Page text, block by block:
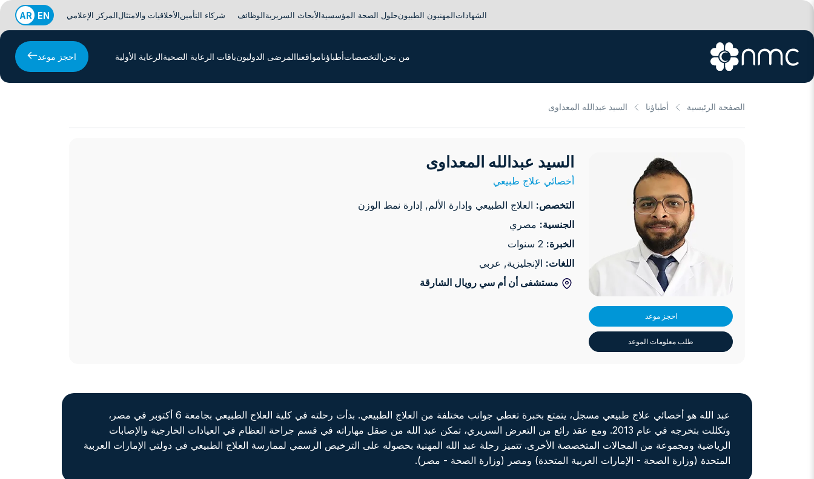
الشهاداتالمهنيون الطبيونحلول الصحة المؤسسيةالأبحاث السريريةالوظائف شركاء التأمينالأخلاقيات والامتثالالمركز الإعلامي EN
AR
من نحنالتخصصاتأطباؤنامواقعناالمرضى الدوليونباقات الرعاية الصحيةالرعاية الأولية احجز موعد
الصفحة الرئيسية أطباؤنا السيد عبدالله المعداوى
احجز موعد
طلب معلومات الموعد
السيد عبدالله المعداوى
أخصائي علاج طبيعي
التخصص: العلاج الطبيعي وإدارة الألم, إدارة نمط الوزن
الجنسية: مصري
الخبرة:
اللغات: الإنجليزية, عربي
مستشفى أن أم سي رويال الشارقة
عبد الله هو أخصائي علاج طبيعي مسجل، يتمتع بخبرة تغطي جوانب مختلفة من العلاج الطبيعي. بدأت رحلته في كلية العلاج الطبيعي بجامعة 6 أكتوبر في مصر،
وتكللت بتخرجه في عام 2013. ومع عقد رائع من التعرض السريري، تمكن عبد الله من صقل مهاراته في قسم جراحة العظام في العيادات الخارجية والإصابات
الرياضية ومجموعة من المجالات المتخصصة الأخرى. تتميز رحلة عبد الله المهنية بحصوله على الترخيص الرسمي لممارسة العلاج الطبيعي في دولتي الإمارات العربية
المتحدة (وزارة الصحة - الإمارات العربية المتحدة) ومصر (وزارة الصحة - مصر).